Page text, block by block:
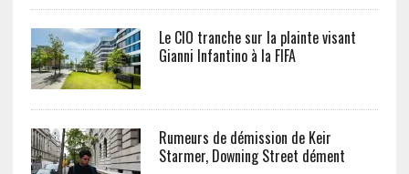
Le CIO tranche sur la plainte visant
Gianni Infantino à la FIFA
Rumeurs de démission de Keir
Starmer, Downing Street dément